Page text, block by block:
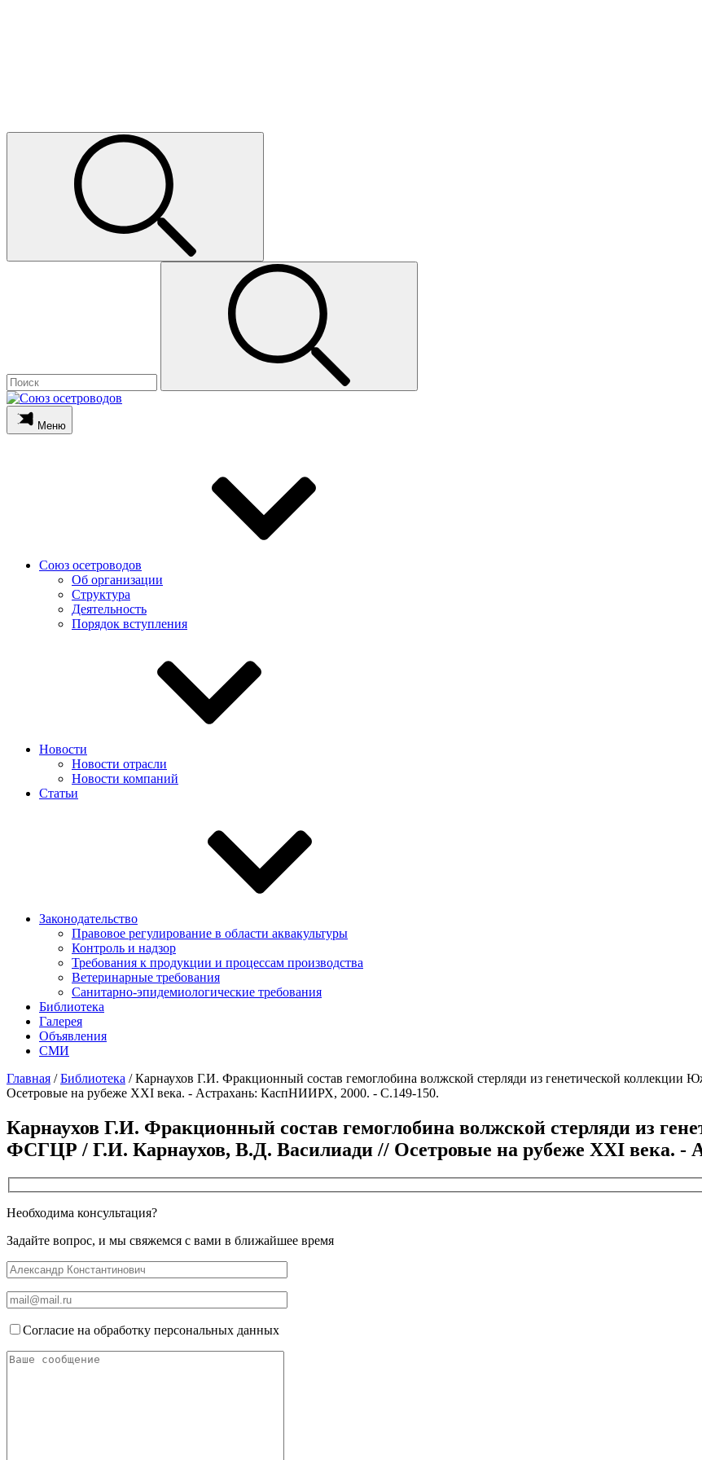
Меню
Союз осетроводов
Об организации
Структура
Деятельность
Порядок вступления
Новости
Новости отрасли
Новости компаний
Статьи
Законодательство
Правовое регулирование в области аквакультуры
Контроль и надзор
Требования к продукции и процессам производства
Ветеринарные требования
Санитарно-эпидемиологические требования
Библиотека
Галерея
Объявления
СМИ
Главная /Библиотека /Карнаухов Г.И. Фракционный состав гемоглобина волжской стерляди из генетической
Осетровые на рубеже XXI века. - Астрахань: КаспНИИРХ, 2000. - С.149-150.
Карнаухов Г.И. Фракционный состав гемоглобина волжской стерляди из
ФСГЦР / Г.И. Карнаухов, В.Д. Василиади // Осетровые на рубеже XXI века. -
Необходима консультация?
Задайте вопрос, и мы свяжемся с вами в ближайшее время
Согласие на обработку персональных данных